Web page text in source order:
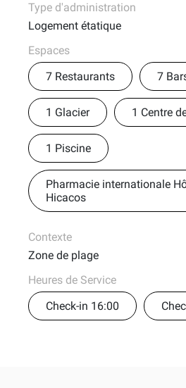
Type d'administration
Logement étatique
Espaces
7 Restaurants
7
1 Glacier 1 Centre
1 Piscine
Pharmacie internationale
Hicacos
Contexte
Zone de plage
Heures de Service
Check-in 16:00